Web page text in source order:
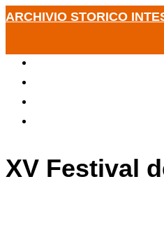
ARCHIVIO STORICO
XV Festival